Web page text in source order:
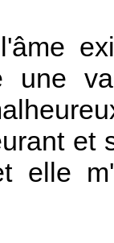
une
et
elle